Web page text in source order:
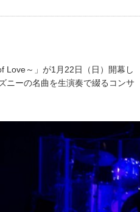
Love～」が1月22日（日）開幕し
ニーの名曲を生演奏で綴るコンサ